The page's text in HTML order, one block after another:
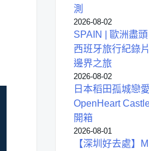
測
2026-08-02
SPAIN | 歐洲盡
西班牙旅行紀錄
邊界之旅
2026-08-02
日本稻田孤城戀
OpenHeart
開箱
2026-08-01
【深圳好去處】